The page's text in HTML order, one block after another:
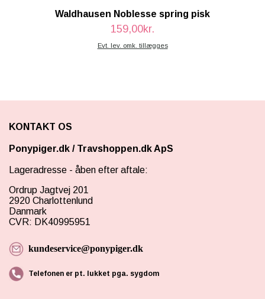
Waldhausen Noblesse spring pisk
159,00kr.
Evt. lev. omk. tillægges
KONTAKT OS
Ponypiger.dk / Travshoppen.dk ApS
Lageradresse - åben efter aftale:
Ordrup Jagtvej 201
2920 Charlottenlund
Danmark
CVR: DK40995951
kundeservice@ponypiger.dk
Telefonen er pt. lukket pga. sygdom